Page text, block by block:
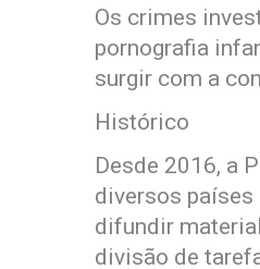
Os crimes
pornografia
surgir com a
Histórico
Desde 2016, a
diversos
difundir
divisão de